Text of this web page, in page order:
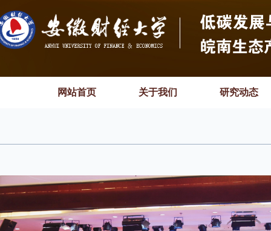
网站首页 关于我们 研究动态